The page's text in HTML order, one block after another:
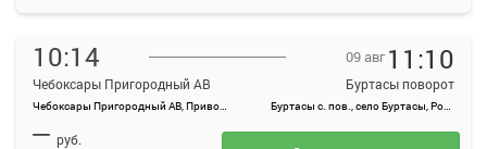
10:14
Чебоксары Пригородный АВ
Чебоксары Пригородный АВ, Привокзальная ул., 3
09 авг 11:10
Буртасы поворот
Буртасы с. пов., село Буртасы, Россия
— руб.